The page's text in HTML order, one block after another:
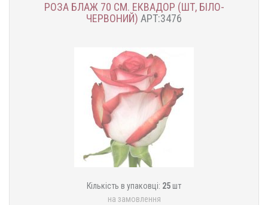
РОЗА БЛАЖ 70 СМ. ЕКВАДОР (ШТ, БІЛО-
ЧЕРВОНИЙ) АРТ:3476
Кількість в упаковці: 25 шт
на замовлення